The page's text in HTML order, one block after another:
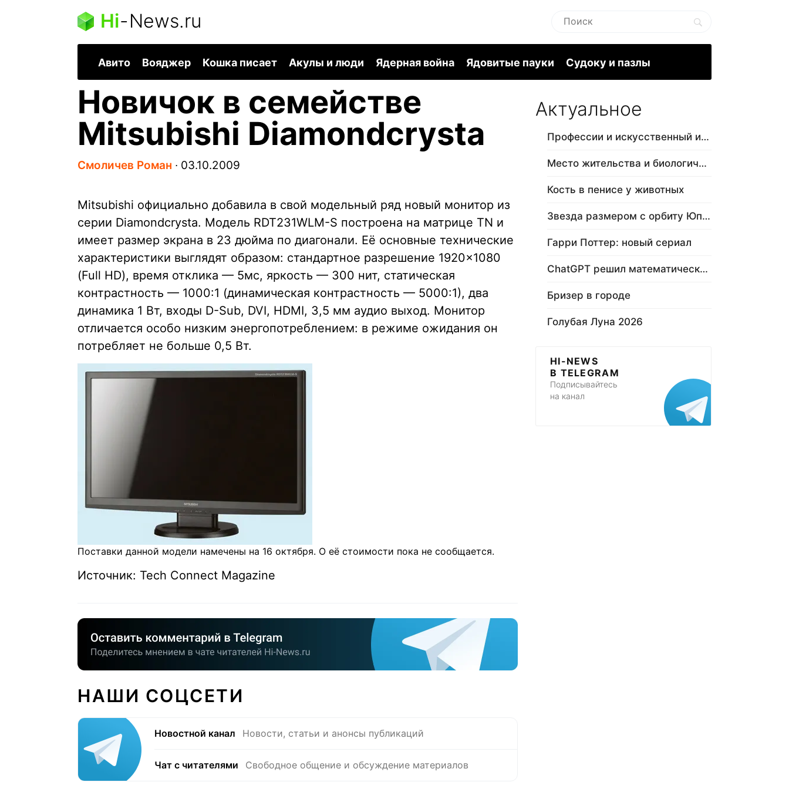
Hi-News.ru
Авито Вояджер Кошка писает Акулы и люди Ядерная война Ядовитые пауки Судоку и пазлы
Новичок в семействе
Mitsubishi Diamondcrysta
Смоличев Роман ∙ 03.10.2009
Mitsubishi официально добавила в свой модельный ряд новый монитор из
серии Diamondcrysta. Модель RDT231WLM-S построена на матрице TN и
имеет размер экрана в 23 дюйма по диагонали. Её основные технические
характеристики выглядят образом: стандартное разрешение 1920×1080
(Full HD), время отклика — 5мс, яркость — 300 нит, статическая
контрастность — 1000:1 (динамическая контрастность — 5000:1), два
динамика 1 Вт, входы D-Sub, DVI, HDMI, 3,5 мм аудио выход. Монитор
отличается особо низким энергопотреблением: в режиме ожидания он
потребляет не больше 0,5 Вт.
Поставки данной модели намечены на 16 октября. О её стоимости пока не сообщается.
Источник: Tech Connect Magazine
НАШИ СОЦСЕТИ
Новостной канал Новости, статьи и анонсы публикаций
Чат с читателями Свободное общение и обсуждение материалов
Актуальное
Профессии и искусственный интеллект
Место жительства и биологический в…
Кость в пенисе у животных
Звезда размером с орбиту Юпитера
Гарри Поттер: новый сериал
ChatGPT решил математическую задачу
Бризер в городе
Голубая Луна 2026
HI-NEWS
В TELEGRAM
Подписывайтесь
на канал